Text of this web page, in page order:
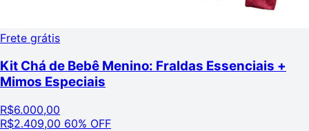
Frete grátis
Kit Chá de Bebê Menino: Fraldas Essenciais +
Mimos Especiais
R$6.000,00
R$2.409,00 60% OFF